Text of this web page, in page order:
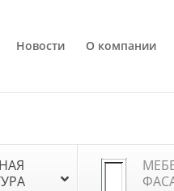
Новости О компании